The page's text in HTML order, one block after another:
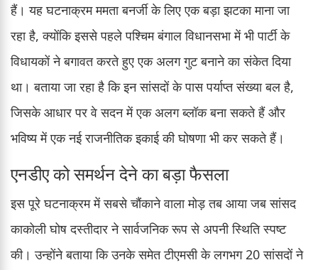
हैं। यह घटनाक्रम ममता बनर्जी के लिए एक बड़ा झटका माना जा
रहा है, क्योंकि इससे पहले पश्चिम बंगाल विधानसभा में भी पार्टी के
विधायकों ने बगावत करते हुए एक अलग गुट बनाने का संकेत दिया
था। बताया जा रहा है कि इन सांसदों के पास पर्याप्त संख्या बल है,
जिसके आधार पर वे सदन में एक अलग ब्लॉक बना सकते हैं और
भविष्य में एक नई राजनीतिक इकाई की घोषणा भी कर सकते हैं।
एनडीए को समर्थन देने का बड़ा फैसला
इस पूरे घटनाक्रम में सबसे चौंकाने वाला मोड़ तब आया जब सांसद
काकोली घोष दस्तीदार ने सार्वजनिक रूप से अपनी स्थिति स्पष्ट
की। उन्होंने बताया कि उनके समेत टीएमसी के लगभग 20 सांसदों ने